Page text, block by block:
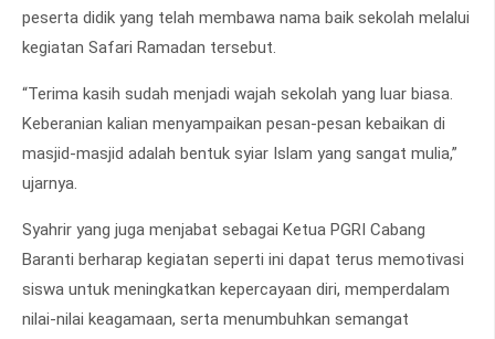
peserta didik yang telah membawa nama baik sekolah melalui
kegiatan Safari Ramadan tersebut.
“Terima kasih sudah menjadi wajah sekolah yang luar biasa.
Keberanian kalian menyampaikan pesan-pesan kebaikan di
masjid-masjid adalah bentuk syiar Islam yang sangat mulia,”
ujarnya.
Syahrir yang juga menjabat sebagai Ketua PGRI Cabang
Baranti berharap kegiatan seperti ini dapat terus memotivasi
siswa untuk meningkatkan kepercayaan diri, memperdalam
nilai-nilai keagamaan, serta menumbuhkan semangat